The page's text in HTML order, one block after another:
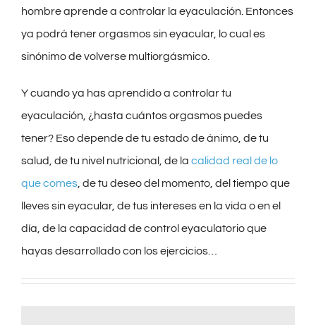
hombre aprende a controlar la eyaculación. Entonces
ya podrá tener orgasmos sin eyacular, lo cual es
sinónimo de volverse multiorgásmico.
Y cuando ya has aprendido a controlar tu
eyaculación, ¿hasta cuántos orgasmos puedes
tener? Eso depende de tu estado de ánimo, de tu
salud, de tu nivel nutricional, de la calidad real de lo
que comes , de tu deseo del momento, del tiempo que
lleves sin eyacular, de tus intereses en la vida o en el
día, de la capacidad de control eyaculatorio que
hayas desarrollado con los ejercicios…